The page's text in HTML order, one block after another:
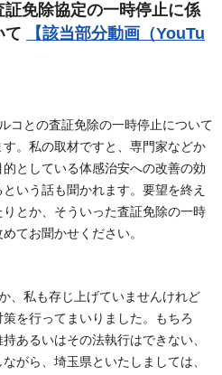
証免除協定の一時停止に係
て
【該当部分動画（YouTu
コとの査証免除の一時停止について
。私の取材ですと、専門家などか
としている体感治安への改善の効
いう話も聞かれます。要望を終え
とか、そういった査証免除の一時
てお聞かせください。
、私も存じ上げていませんけれど
を行ってまいりました。もちろ
あるいはその法執行はできない、
がら、埼玉県といたしましては、